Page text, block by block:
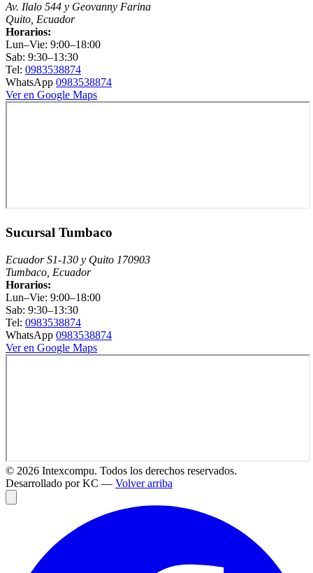
Av. Ilalo 544 y Geovanny Farina
Quito, Ecuador
Horarios:
Lun–Vie: 9:00–18:00
Sab: 9:30–13:30
Tel: 0983538874
WhatsApp 0983538874
Ver en Google Maps
Sucursal Tumbaco
Ecuador S1-130 y Quito 170903
Tumbaco, Ecuador
Horarios:
Lun–Vie: 9:00–18:00
Sab: 9:30–13:30
Tel: 0983538874
WhatsApp 0983538874
Ver en Google Maps
© 2026 Intexcompu. Todos los derechos reservados.
Desarrollado por KC — Volver arriba